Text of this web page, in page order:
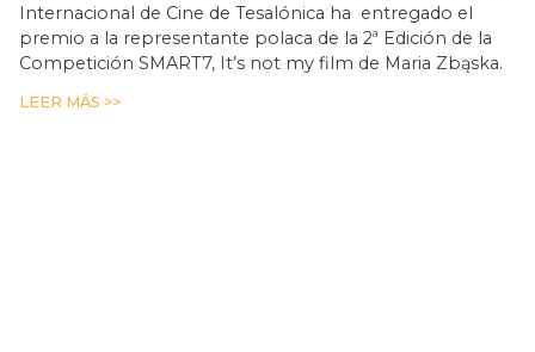
Internacional de Cine de Tesalónica ha entregado el
premio a la representante polaca de la 2ª Edición de la
Competición SMART7, It’s not my film de Maria Zbąska.
LEER MÁS >>